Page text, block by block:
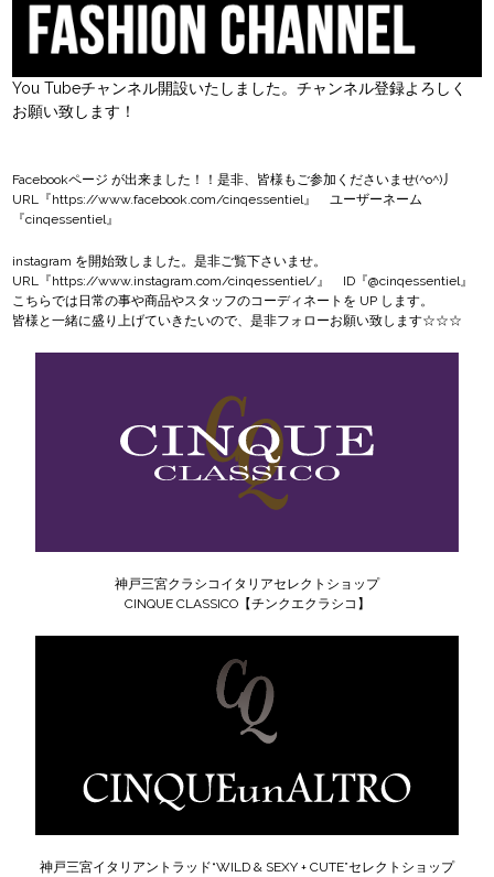
You Tubeチャンネル開設いたしました。チャンネル登録よろしく
お願い致します！
Facebookページ が出来ました！！是非、皆様もご参加くださいませ(^o^)丿
URL『https://www.facebook.com/cinqessentiel』 ユーザーネーム
『cinqessentiel』
instagram を開始致しました。是非ご覧下さいませ。
URL『https://www.instagram.com/cinqessentiel/』 ID『@cinqessentiel』
こちらでは日常の事や商品やスタッフのコーディネートを UP します。
皆様と一緒に盛り上げていきたいので、是非フォローお願い致します☆☆☆
神戸三宮クラシコイタリアセレクトショップ
CINQUE CLASSICO【チンクエクラシコ】
神戸三宮イタリアントラッド“WILD & SEXY + CUTE”セレクトショップ